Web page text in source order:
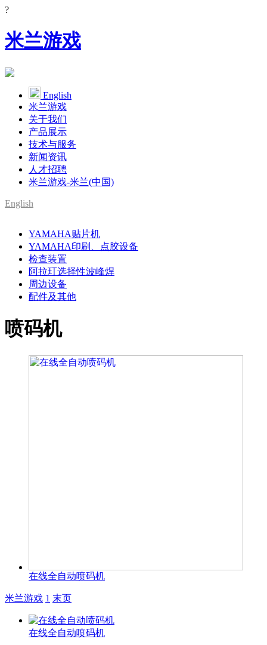
?
米兰游戏
English
米兰游戏
关于我们
产品展示
技术与服务
新闻资讯
人才招聘
米兰游戏-米兰(中国)
English
YAMAHA代理
YAMAHA贴片机
YAMAHA印刷、点胶设备
检查装置
阿拉玎选择性波峰焊
周边设备
配件及其他
喷码机
在线全自动喷码机
米兰游戏 1 末页
在线全自动喷码机